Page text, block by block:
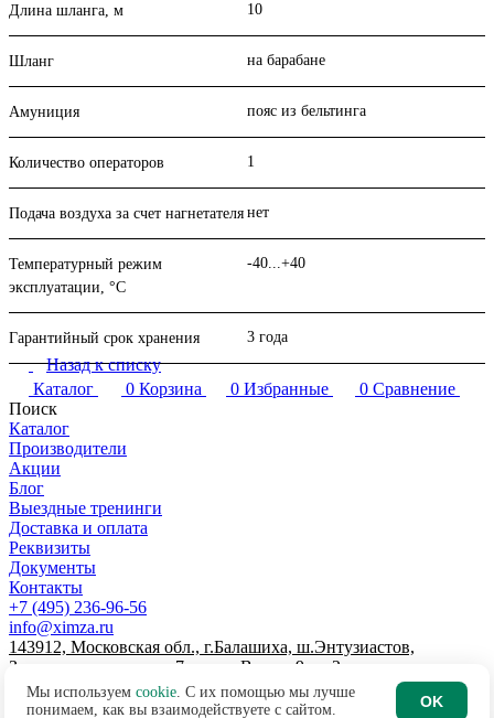
Длина шланга, м 10
Шланг на барабане
Амуниция пояс из бельтинга
Количество операторов 1
Подача воздуха за счет нагнетателя нет
Температурный режим
эксплуатации, °C
-40...+40
Гарантийный срок хранения 3 года
Назад к списку
Каталог
0 Корзина 0 Избранные 0 Сравнение
Поиск
Каталог
Производители
Акции
Блог
Выездные тренинги
Доставка и оплата
Реквизиты
Документы
Контакты
+7 (495) 236-96-56
info@ximza.ru
143912, Московская обл., г.Балашиха, ш.Энтузиастов,
Западная промзона, д.7, литер В, пом.9, эт.2
© 2026 ООО "ХИМЗАЩИТА"
Договор-оферта интернет-магазина
Мы используем cookie. С их помощью мы лучше
понимаем, как вы взаимодействуете с сайтом.
OK